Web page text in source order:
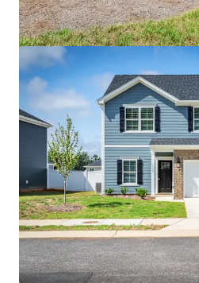
Cottages at Brightleaf
2421 Sanders Avenue, Durham,
99 Unités de mesure
Living / Résidentiel en bloc